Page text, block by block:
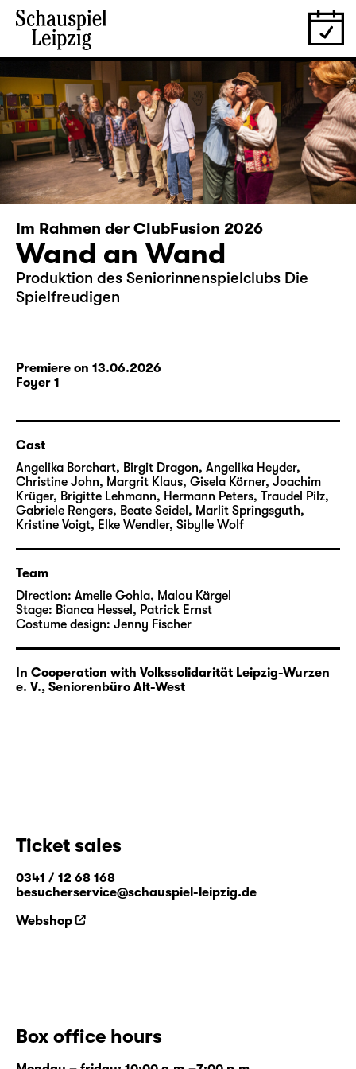
Im Rahmen der ClubFusion 2026
Wand an Wand
Produktion des Seniorinnenspielclubs Die
Spielfreudigen
Premiere on 13.06.2026
Foyer 1
Cast
Angelika Borchart, Birgit Dragon, Angelika Heyder,
Christine John, Margrit Klaus, Gisela Körner, Joachim
Krüger, Brigitte Lehmann, Hermann Peters, Traudel Pilz,
Gabriele Rengers, Beate Seidel, Marlit Springsguth,
Kristine Voigt, Elke Wendler, Sibylle Wolf
Team
Direction: Amelie Gohla, Malou Kärgel
Stage: Bianca Hessel , Patrick Ernst
Costume design: Jenny Fischer
In Cooperation with Volkssolidarität Leipzig-Wurzen
e. V., Seniorenbüro Alt-West
Ticket sales
0341 / 12 68 168
besucherservice@schauspiel-leipzig.de
Webshop
Box office hours